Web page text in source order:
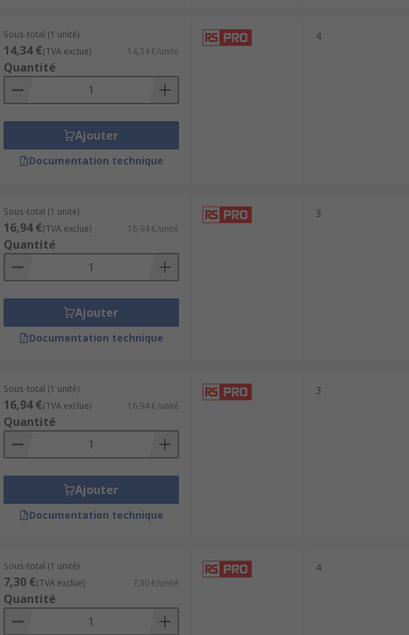
Sous-total (1 unité)
14,34 €(TVA exclue) 14,34 €/unité
Quantité
Ajouter
Documentation technique
4
Sous-total (1 unité)
16,94 €(TVA exclue) 16,94 €/unité
Quantité
Ajouter
Documentation technique
3
Sous-total (1 unité)
16,94 €(TVA exclue) 16,94 €/unité
Quantité
Ajouter
Documentation technique
3
Sous-total (1 unité)
7,30 €(TVA exclue) 7,30 €/unité
Quantité
4